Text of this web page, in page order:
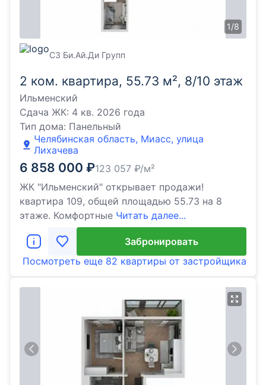
1/8
2 ком. квартира, 55.73 м², 8/10 этаж
Ильменский
Сдача ЖК: 4 кв. 2026 года
Тип дома: Панельный
Челябинская область, Миасс, улица
Лихачева
6 858 000 ₽123 057 ₽/м²
ЖК "Ильменский" открывает продажи!
квартира 109, общей площадью 55.73 на 8
этаже. Комфортные Читать далее...
СЗ Би.Ай.Ди Групп
Забронировать
Посмотреть еще 82 квартиры от застройщика